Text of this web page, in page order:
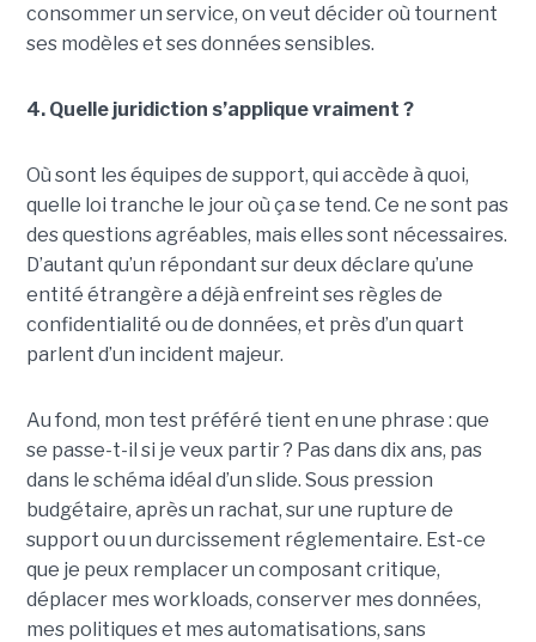
consommer un service, on veut décider où tournent
ses modèles et ses données sensibles.
4. Quelle juridiction s’applique vraiment ?
Où sont les équipes de support, qui accède à quoi,
quelle loi tranche le jour où ça se tend. Ce ne sont pas
des questions agréables, mais elles sont nécessaires.
D’autant qu’un répondant sur deux déclare qu’une
entité étrangère a déjà enfreint ses règles de
confidentialité ou de données, et près d’un quart
parlent d’un incident majeur.
Au fond, mon test préféré tient en une phrase : que
se passe-t-il si je veux partir ? Pas dans dix ans, pas
dans le schéma idéal d’un slide. Sous pression
budgétaire, après un rachat, sur une rupture de
support ou un durcissement réglementaire. Est-ce
que je peux remplacer un composant critique,
déplacer mes workloads, conserver mes données,
mes politiques et mes automatisations, sans